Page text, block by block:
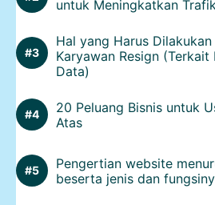
untuk Meningkatkan
Hal yang Harus Dilakukan
Karyawan Resign (Terkait
Data)
20 Peluang Bisnis untuk
Atas
Pengertian website
beserta jenis dan